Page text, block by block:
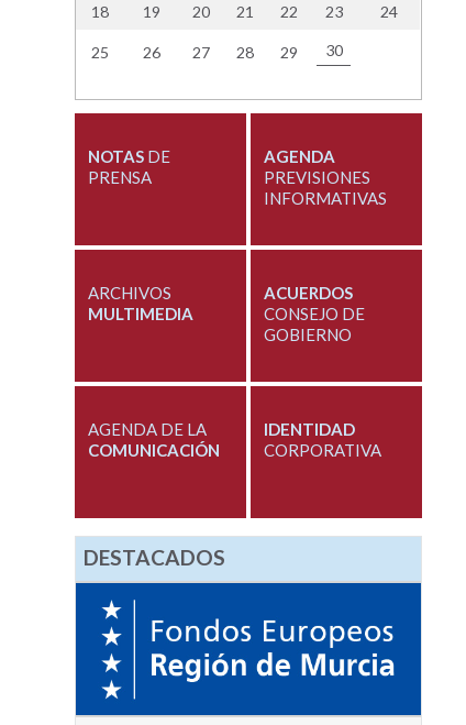
18 19 20 21 22 23 24
25 26 27 28 29 30
NOTASDE
PRENSA
AGENDA
PREVISIONES
INFORMATIVAS
ARCHIVOS
MULTIMEDIA
ACUERDOS
CONSEJO DE
GOBIERNO
AGENDA DE LA
COMUNICACIÓN
IDENTIDAD
CORPORATIVA
DESTACADOS